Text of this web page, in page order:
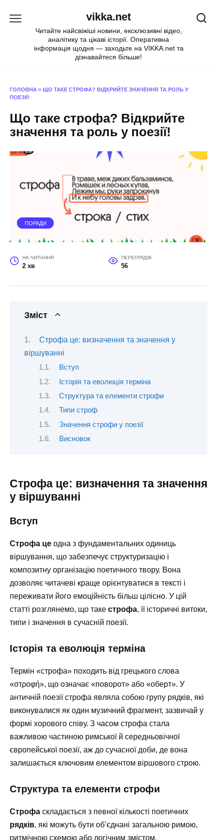
vikka.net
Читайте найсвіжіші новини, ексклюзивні відео,
аналітику та цікаві історії. Оперативна
інформація щодня — заходьте на VIKKA.net та
дізнавайтеся більше!
ГОЛОВНА » ЩО ТАКЕ СТРОФА? ВІДКРИЙТЕ ЗНАЧЕННЯ ТА РОЛЬ У
ПОЕЗІЇ!
Що таке строфа? Відкрийте
значення та роль у поезії!
ПОРАДИ
НА ЧИТАННЯ
2 хв
ПЕРЕГЛЯДІВ
56
Зміст
Строфа це: визначення та значення у
віршуванні
Вступ
Історія та еволюція терміна
Структура та елементи строфи
Типи строф
Значення строфи у поезії
Висновок
Строфа це: визначення та значення
у віршуванні
Вступ
Строфа це одна з фундаментальних одиниць
віршування, що забезпечує структуризацію і
композитну організацію поетичного твору. Вона
дозволяє читачеві краще орієнтуватися в тексті і
переживати його емоційність більш цілісно. У цій
статті розглянемо, що таке строфа, її історичні витоки,
типи і значення в сучасній поезії.
Історія та еволюція терміна
Термін «строфа» походить від грецького слова
«στροφή», що означає «поворот» або «оберт». У
античній поезії строфа являла собою групу рядків, які
виконувалися як один музичний фрагмент, зазвичай у
формі хорового співу. З часом строфа стала
важливою частиною римської й середньовічної
європейської поезії, аж до сучасної доби, де вона
залишається ключовим елементом віршового строю.
Структура та елементи строфи
Строфа складається з певної кількості поетичних
рядків, які можуть бути об’єднані загальною римою,
ритмічною схемою або логічним змістом.